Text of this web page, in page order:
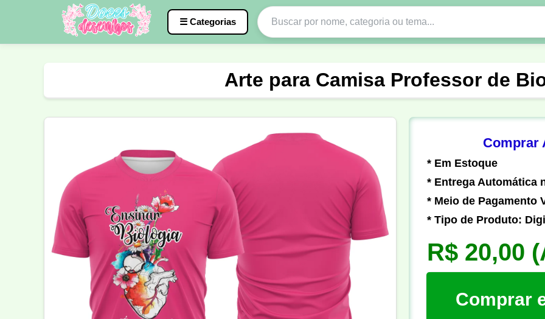
☰ Categorias
Agro Católica Vôlei
Motocross Ciclismo Nail Designer Biologia Geografia
Língua Portuguesa
Arte para Camisa Professor de
Comprar
* Em Estoque
* Entrega Automática
* Meio de Pagamento
* Tipo de Produto:
R$ 20,00
Comprar